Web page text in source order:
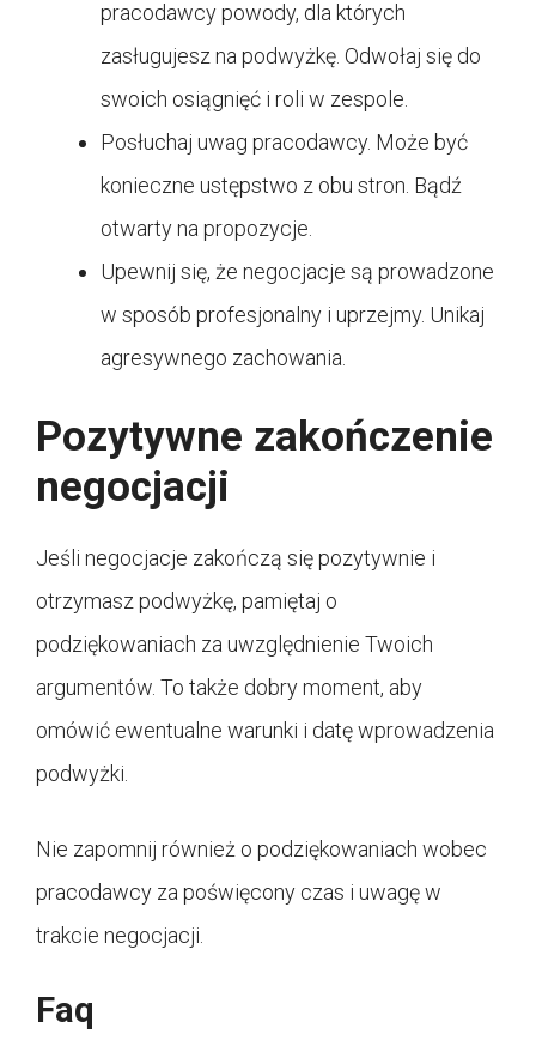
pracodawcy powody, dla których
zasługujesz na podwyżkę. Odwołaj się do
swoich osiągnięć i roli w zespole.
Posłuchaj uwag pracodawcy. Może być
konieczne ustępstwo z obu stron. Bądź
otwarty na propozycje.
Upewnij się, że negocjacje są prowadzone
w sposób profesjonalny i uprzejmy. Unikaj
agresywnego zachowania.
Pozytywne zakończenie
negocjacji
Jeśli negocjacje zakończą się pozytywnie i
otrzymasz podwyżkę, pamiętaj o
podziękowaniach za uwzględnienie Twoich
argumentów. To także dobry moment, aby
omówić ewentualne warunki i datę wprowadzenia
podwyżki.
Nie zapomnij również o podziękowaniach wobec
pracodawcy za poświęcony czas i uwagę w
trakcie negocjacji.
Faq